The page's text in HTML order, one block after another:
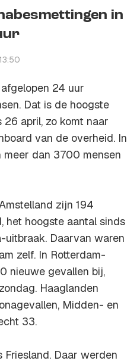
Kopieer link
in
24 uur
Dat is de hoogste
april, zo komt naar
van de overheid. In
dan 3700 mensen
zijn 194
het hoogste aantal sinds
Daarvan waren
zelf. In Rotterdam-
nieuwe gevallen bij,
Haaglanden
Midden- en
33.
Daar werden